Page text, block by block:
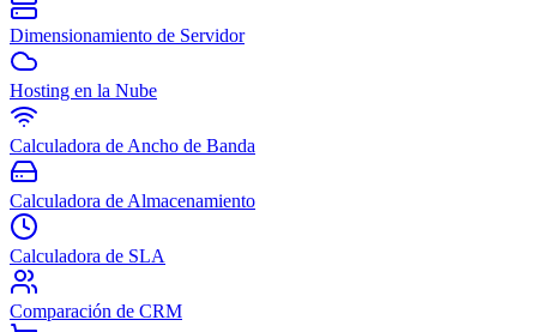
Dimensionamiento de Servidor
Hosting en la Nube
Calculadora de Ancho de Banda
Calculadora de Almacenamiento
Calculadora de SLA
Comparación de CRM